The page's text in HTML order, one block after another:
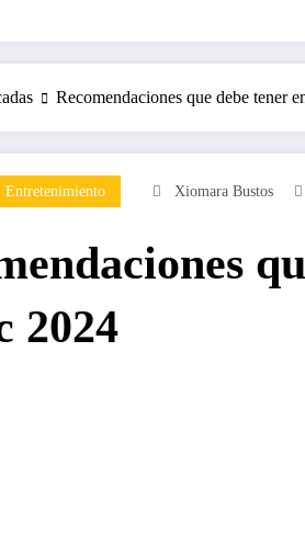
Recomendaciones que debe tener
Entretenimiento Xiomara Bustos
2024